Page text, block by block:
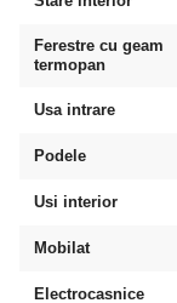
Ferestre cu geam
termopan
Usa intrare
Podele
Usi interior
Mobilat
Electrocasnice